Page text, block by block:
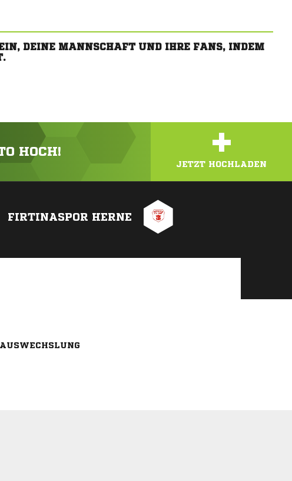
DEINE MANNSCHAFT UND IHRE FANS, INDEM
HOCH! +
JETZT HOCHLADEN
FIRTINASPOR HERNE
AUSWECHSLUNG